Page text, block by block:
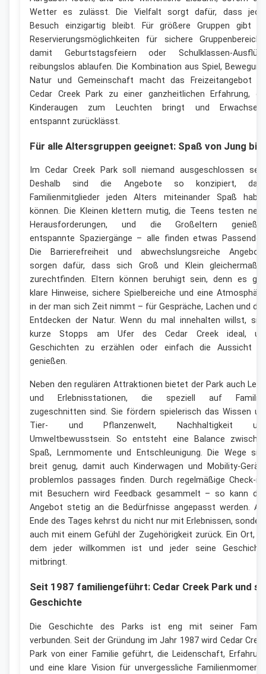
Wetter es zulässt. Die Vielfalt sorgt dafür, dass
Besuch einzigartig bleibt. Für größere Gruppen gibt
Reservierungsmöglichkeiten für sichere
damit Geburtstagsfeiern oder Schulklassen-
reibungslos ablaufen. Die Kombination aus Spiel,
Natur und Gemeinschaft macht das Freizeitangebot
Cedar Creek Park zu einer ganzheitlichen Erfahrung,
Kinderaugen zum Leuchten bringt und
entspannt zurücklässt.
Für alle Altersgruppen geeignet: Spaß von Jung bis
Im Cedar Creek Park soll niemand ausgeschlossen
Deshalb sind die Angebote so konzipiert,
Familienmitglieder jeden Alters miteinander Spaß
können. Die Kleinen klettern mutig, die Teens testen
Herausforderungen, und die Großeltern
entspannte Spaziergänge – alle finden etwas
Die Barrierefreiheit und abwechslungsreiche
sorgen dafür, dass sich Groß und Klein
zurechtfinden. Eltern können beruhigt sein, denn es
klare Hinweise, sichere Spielbereiche und eine
in der man sich Zeit nimmt – für Gespräche, Lachen und
Entdecken der Natur. Wenn du mal innehalten willst,
kurze Stopps am Ufer des Cedar Creek ideal,
Geschichten zu erzählen oder einfach die Aussicht
genießen.
Neben den regulären Attraktionen bietet der Park auch
und Erlebnisstationen, die speziell auf
zugeschnitten sind. Sie fördern spielerisch das Wissen
Tier- und Pflanzenwelt, Nachhaltigkeit
Umweltbewusstsein. So entsteht eine Balance
Spaß, Lernmomente und Entschleunigung. Die Wege
breit genug, damit auch Kinderwagen und Mobility-
problemlos passages finden. Durch regelmäßige Check-
mit Besuchern wird Feedback gesammelt – so kann
Angebot stetig an die Bedürfnisse angepasst werden.
Ende des Tages kehrst du nicht nur mit Erlebnissen,
auch mit einem Gefühl der Zugehörigkeit zurück. Ein Ort,
dem jeder willkommen ist und jeder seine
mitbringt.
Seit 1987 familiengeführt: Cedar Creek Park und
Geschichte
Die Geschichte des Parks ist eng mit seiner
verbunden. Seit der Gründung im Jahr 1987 wird Cedar
Park von einer Familie geführt, die Leidenschaft,
und eine klare Vision für unvergessliche